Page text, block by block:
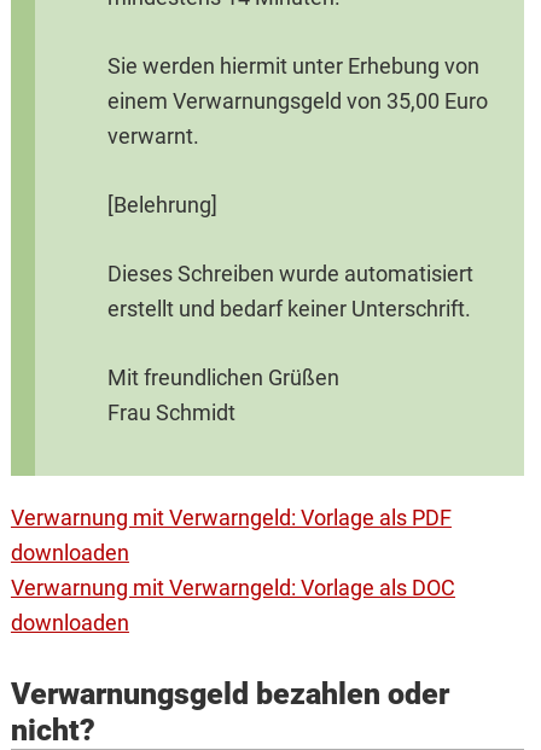
Sie werden hiermit unter Erhebung von
einem Verwarnungsgeld von 35,00 Euro
verwarnt.
[Belehrung]
Dieses Schreiben wurde automatisiert
erstellt und bedarf keiner Unterschrift.
Mit freundlichen Grüßen
Frau Schmidt
Verwarnung mit Verwarngeld: Vorlage als PDF
downloaden
Verwarnung mit Verwarngeld: Vorlage als DOC
downloaden
Verwarnungsgeld bezahlen oder
nicht?